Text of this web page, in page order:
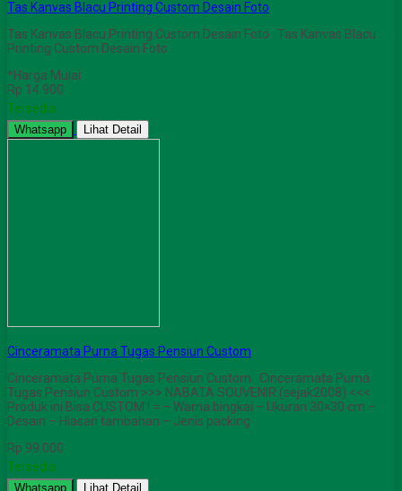
Tas Kanvas Blacu Printing Custom Desain Foto
Tas Kanvas Blacu Printing Custom Desain Foto Tas Kanvas Blacu
Printing Custom Desain Foto
*Harga Mulai
Rp 14.900
Tersedia
Whatsapp Lihat Detail
Cinceramata Purna Tugas Pensiun Custom
Cinceramata Purna Tugas Pensiun Custom Cinceramata Purna
Tugas Pensiun Custom >>> NABATA SOUVENIR (sejak2008) <<<
Produk ini Bisa CUSTOM ! = – Warna bingkai – Ukuran 30×30 cm –
Desain – Hiasan tambahan – Jenis packing
Rp 99.000
Tersedia
Whatsapp Lihat Detail